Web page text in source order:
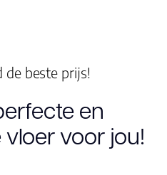
Gebruiksklasse
de beste prijs!
en
voor jou!